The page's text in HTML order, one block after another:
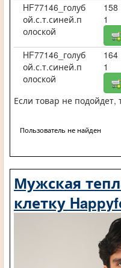
HF77146_голуб
ой.с.т.синей.п
олоской
158
1
HF77146_голуб
ой.с.т.синей.п
олоской
164
1
Если товар не
Пользователь не найден
Мужская
клетку